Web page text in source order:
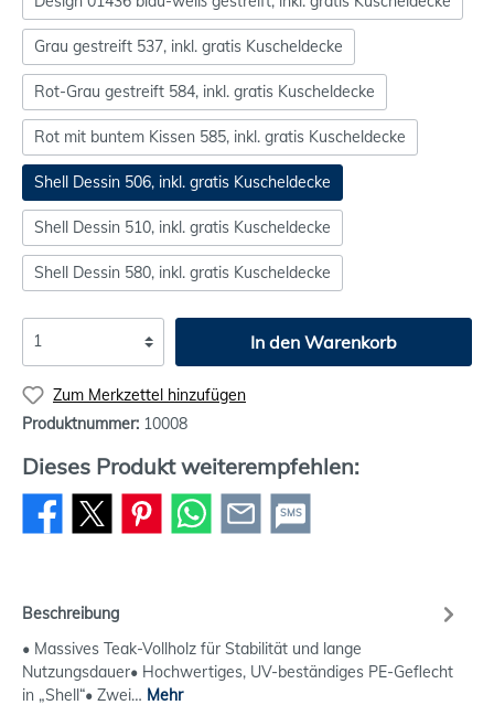
Grau gestreift 537, inkl. gratis Kuscheldecke
Rot-Grau gestreift 584, inkl. gratis Kuscheldecke
Rot mit buntem Kissen 585, inkl. gratis Kuscheldecke
Shell Dessin 506, inkl. gratis Kuscheldecke
Shell Dessin 510, inkl. gratis Kuscheldecke
Shell Dessin 580, inkl. gratis Kuscheldecke
In den Warenkorb
Zum Merkzettel hinzufügen
Produktnummer: 10008
Dieses Produkt weiterempfehlen:
SMS
Beschreibung
• Massives Teak-Vollholz für Stabilität und lange
Nutzungsdauer• Hochwertiges, UV-beständiges PE-Geflecht
in „Shell“• Zwei… Mehr